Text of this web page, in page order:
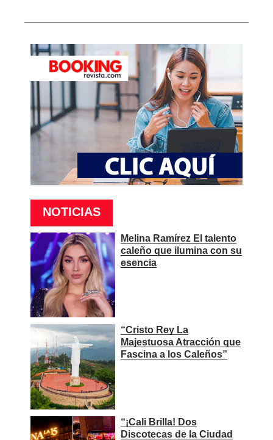
NOTICIAS
Melina Ramírez El talento
caleño que ilumina con su
esencia
“Cristo Rey La
Majestuosa Atracción que
Fascina a los Caleños”
“¡Cali Brilla! Dos
Discotecas de la Ciudad